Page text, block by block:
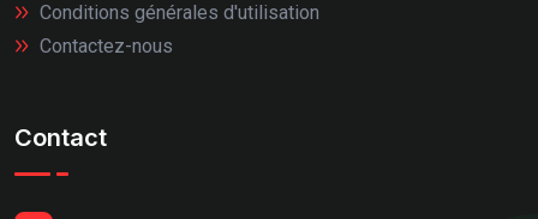
Conditions générales d'utilisation
Contactez-nous
Contact